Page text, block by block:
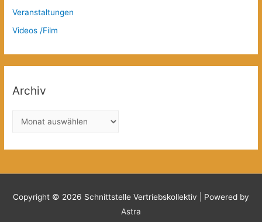
Veranstaltungen
Videos /Film
Archiv
c
v
Copyright © 2026 Schnittstelle Vertriebskollektiv | Powered by
Astra